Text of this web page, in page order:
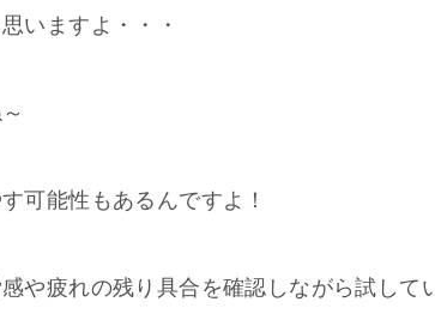
いますよ・・・
可能性もあるんですよ！
や疲れの残り具合を確認しながら試して